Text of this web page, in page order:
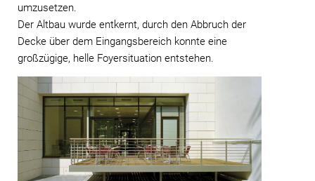
umzusetzen.
Der Altbau wurde entkernt, durch den Abbruch der
Decke über dem Eingangsbereich konnte eine
großzügige, helle Foyersituation entstehen.